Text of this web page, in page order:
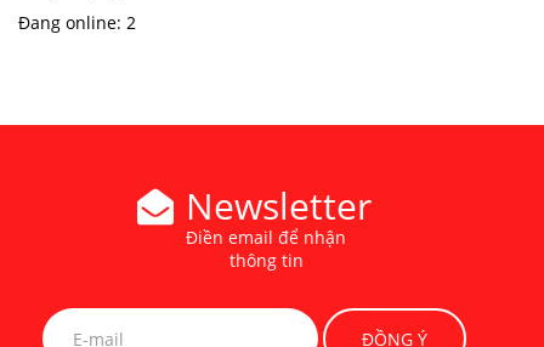
Đang online: 2
Newsletter
Điền email để nhận
thông tin